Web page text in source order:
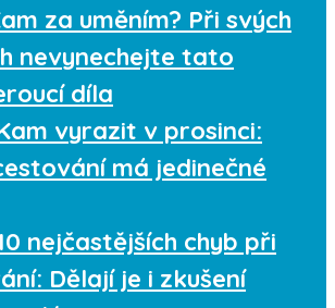
za uměním? Při svých
nevynechejte tato
díla
vyrazit v prosinci:
má jedinečné
nejčastějších chyb při
Dělají je i zkušení